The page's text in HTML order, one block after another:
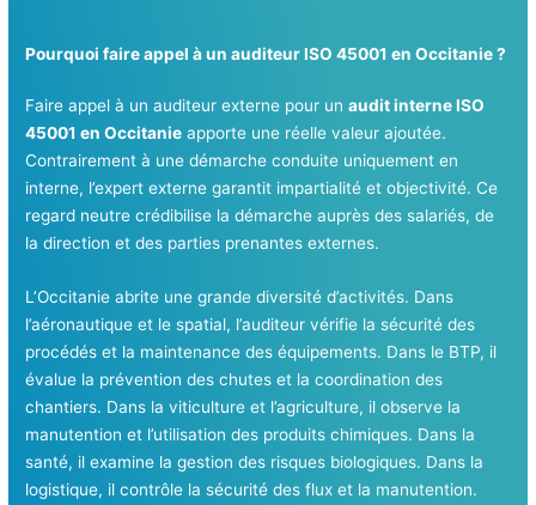
Pourquoi faire appel à un auditeur ISO 45001 en Occitanie ?
Faire appel à un auditeur externe pour unaudit interne ISO
45001 en Occitanie apporte une réelle valeur ajoutée.
Contrairement à une démarche conduite uniquement en
interne, l’expert externe garantit impartialité et objectivité. Ce
regard neutre crédibilise la démarche auprès des salariés, de
la direction et des parties prenantes externes.
L’Occitanie abrite une grande diversité d’activités. Dans
l’aéronautique et le spatial, l’auditeur vérifie la sécurité des
procédés et la maintenance des équipements. Dans le BTP, il
évalue la prévention des chutes et la coordination des
chantiers. Dans la viticulture et l’agriculture, il observe la
manutention et l’utilisation des produits chimiques. Dans la
santé, il examine la gestion des risques biologiques. Dans la
logistique, il contrôle la sécurité des flux et la manutention.